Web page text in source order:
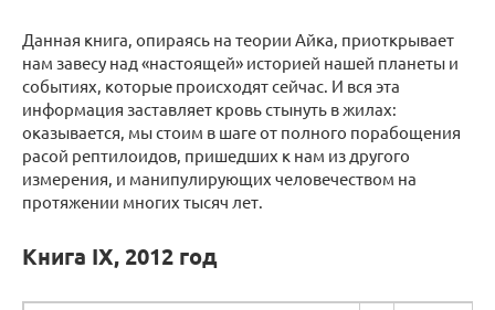
Данная книга, опираясь на теории Айка, приоткрывает
нам завесу над «настоящей» историей нашей планеты и
событиях, которые происходят сейчас. И вся эта
информация заставляет кровь стынуть в жилах:
оказывается, мы стоим в шаге от полного порабощения
расой рептилоидов, пришедших к нам из другого
измерения, и манипулирующих человечеством на
протяжении многих тысяч лет.
Книга IX, 2012 год